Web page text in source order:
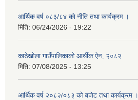
आर्थिक वर्ष ०८३/८४ को नीति तथा कार्यक्रम ।
मिति: 06/24/2026 - 19:22
काठेखोला गाउँपालिकाको आर्थीक ऐन, २०८२
मिति: 07/08/2025 - 13:25
आर्थिक वर्ष २०८२/०८३ को बजेट तथा कार्यक्रम ।